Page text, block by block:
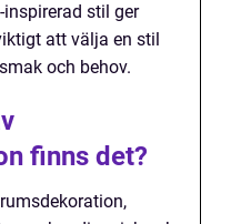
stil ger
att välja en stil
och behov.
finns det?